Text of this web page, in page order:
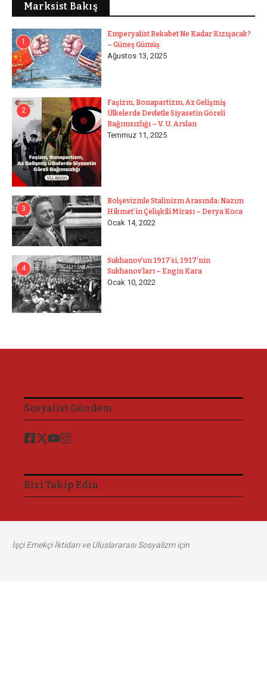
Marksist Bakış
1
Emperyalist Rekabet Ne Kadar Kızışacak?
– Güneş Gümüş
Ağustos 13, 2025
2
Faşizm, Bonapartizm, Az Gelişmiş
Ülkelerde Devletle Siyasetin Göreli
Bağımsızlığı – V. U. Arslan
Temmuz 11, 2025
3
Bolşevizmle Stalinizm Arasında: Nazım
Hikmet’in Çelişkili Mirası – Derya Koca
Ocak 14, 2022
4
Sukhanov’un 1917’si, 1917’nin
Sukhanov’ları – Engin Kara
Ocak 10, 2022
Sosyalist Gündem
Bizi Takip Edin
İşçi Emekçi İktidarı ve Uluslararası Sosyalizm için